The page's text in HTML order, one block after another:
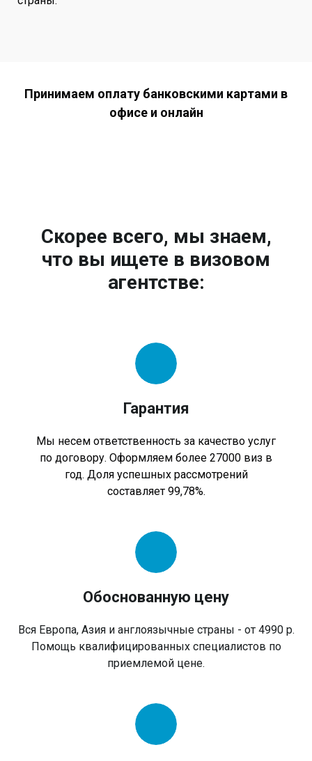
Принимаем оплату банковскими картами в
офисе и онлайн
Скорее всего, мы знаем,
что вы ищете в визовом
агентстве:
Гарантия
Мы несем ответственность за качество услуг
по договору. Оформляем более 27000 виз в
год. Доля успешных рассмотрений
составляет 99,78%.
Обоснованную цену
Вся Европа, Азия и англоязычные страны - от 4990 р.
Помощь квалифицированных специалистов по
приемлемой цене.